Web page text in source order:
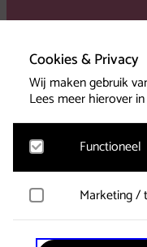
Cookies & Privacy
Wij maken gebruik
Lees meer hierover
Functioneel
Noodzakelijk
onthouden van
cookies geplaatst.
Marketing /
YouTube